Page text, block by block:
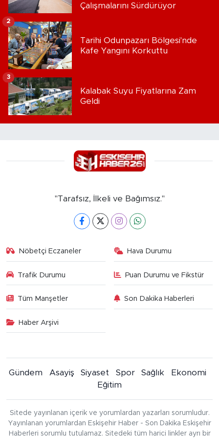
Çalışmalarını Sürdürüyor
Tarihi Odunpazarı Bölgesi'nde
Kafe Yangını Korkuttu
2
Kalabak Suyu Fiyatlarına Zam
Geldi
3
"Tarafsız, İlkeli ve Bağımsız."
Nöbetçi Eczaneler Hava Durumu
Trafik Durumu Puan Durumu ve Fikstür
Tüm Manşetler Son Dakika Haberleri
Haber Arşivi
Gündem Asayiş Siyaset Spor Sağlık
Ekonomi
Eğitim
Sitede yayınlanan içerik ve yorumlardan yazarları sorumludur.
Yayınlanan yorumlardan Eskişehir Haber - Son Dakika Eskişehir
Haberleri sorumlu tutulamaz. Sitedeki tüm harici linkler ayrı bir